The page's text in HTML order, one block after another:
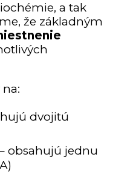
a tak
že základným
dvojitú
obsahujú jednu